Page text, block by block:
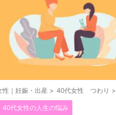
性｜妊娠・出産 > 40代女性 つわり >
代女性の人生の悩み